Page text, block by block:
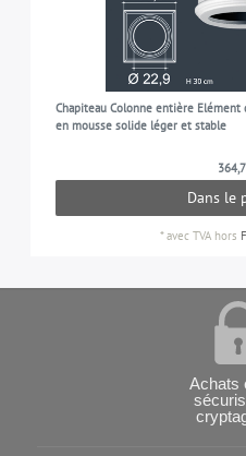
Chapiteau Colonne entière Elément
en mousse solide léger et stable
Dans le
*avec TVAhors
Achats